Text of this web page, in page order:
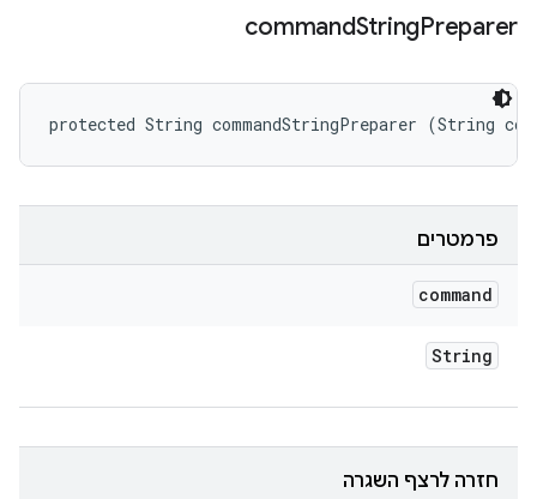
commandStringPreparer
protected String commandStringPreparer (String
פרמטרים
command
String
חזרה לרצף השגרה